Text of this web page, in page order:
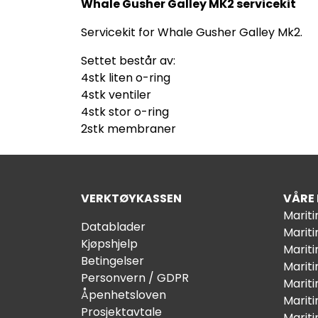
Whale Gusher Galley MK2 servicekit
Servicekit for Whale Gusher Galley Mk2.
Settet består av:
4stk liten o-ring
4stk ventiler
4stk stor o-ring
2stk membraner
VERKTØYKASSEN
Datablader
Kjøpshjelp
Betingelser
Personvern / GDPR
Åpenhetsloven
Prosjektavtale
VÅRE